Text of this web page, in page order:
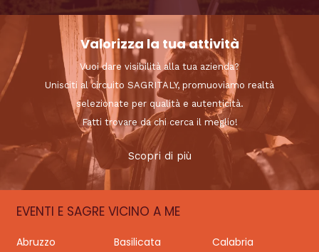
Valorizza la tua attività
Vuoi dare visibilità alla tua azienda?
Unisciti al circuito SAGRITALY, promuoviamo realtà
selezionate per qualità e autenticità.
Fatti trovare da chi cerca il meglio!
Scopri di più
EVENTI E SAGRE VICINO A ME
Abruzzo Basilicata
Calabria